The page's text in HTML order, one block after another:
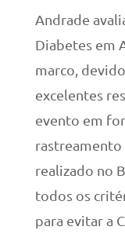
Andrade
Diabetes em
marco,
excelentes
evento em
rastreamento
realizado no
todos os
para evitar a